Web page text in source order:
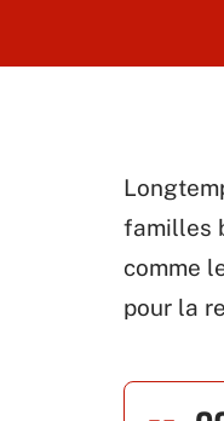
familles
comme
pour la